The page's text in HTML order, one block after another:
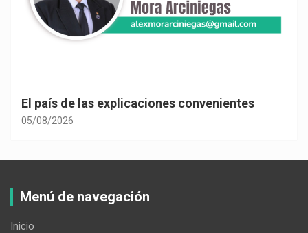
El país de las explicaciones convenientes
05/08/2026
Menú de navegación
Inicio